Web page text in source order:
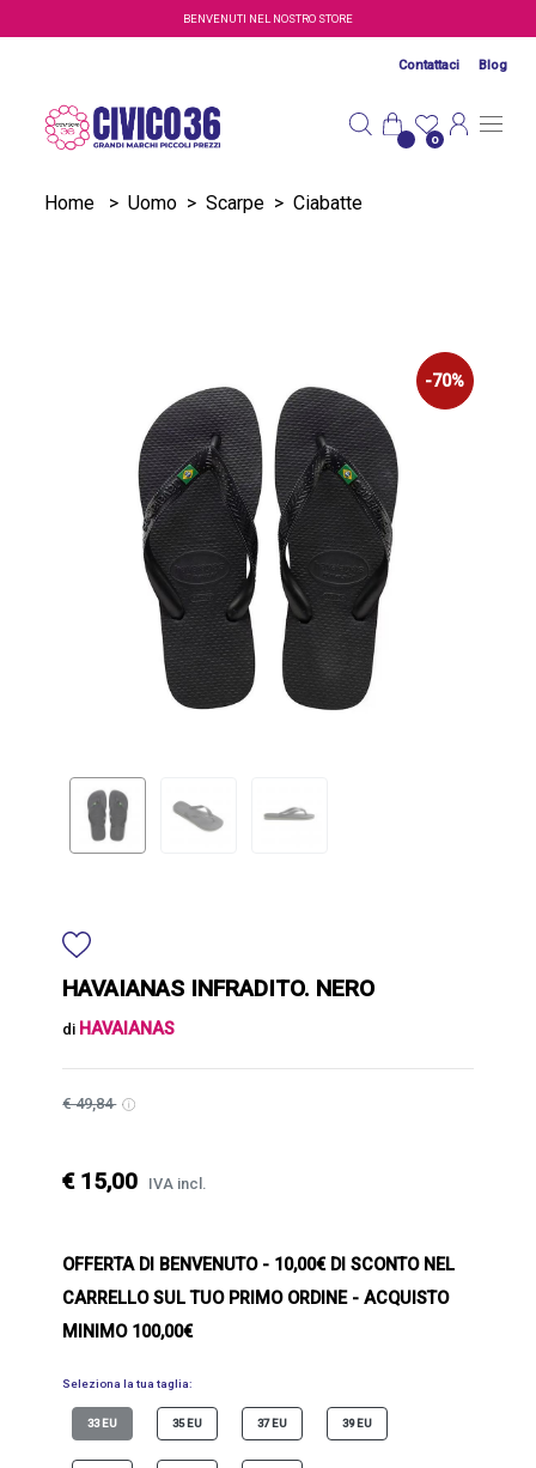
Salta al contenuto principaleBENVENUTI NEL NOSTRO STORE
Contattaci Blog
0
Home > Uomo > Scarpe > Ciabatte
-70%
HAVAIANAS INFRADITO. NERO
di HAVAIANAS
€ 49,84
€ 15,00 IVA incl.
OFFERTA DI BENVENUTO- 10,00€ DI SCONTO NEL
CARRELLO SUL TUO PRIMO ORDINE - ACQUISTO
MINIMO 100,00€
Seleziona la tua taglia:
33 EU 35 EU 37 EU 39 EU